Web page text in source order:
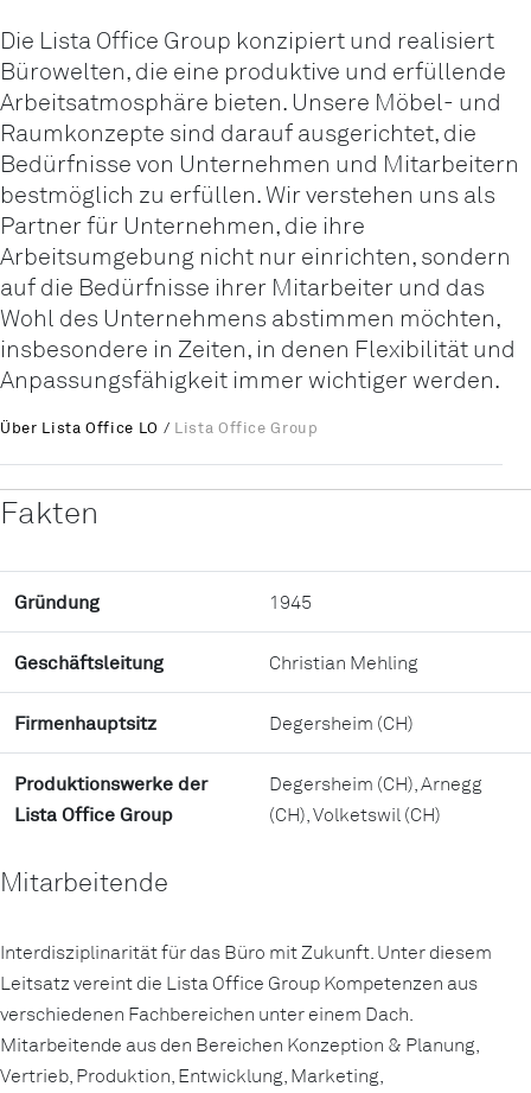
Die Lista Office Group konzipiert und realisiert
Bürowelten, die eine produktive und erfüllende
Arbeitsatmosphäre bieten. Unsere Möbel- und
Raumkonzepte sind darauf ausgerichtet, die
Bedürfnisse von Unternehmen und Mitarbeitern
bestmöglich zu erfüllen. Wir verstehen uns als
Partner für Unternehmen, die ihre
Arbeitsumgebung nicht nur einrichten, sondern
auf die Bedürfnisse ihrer Mitarbeiter und das
Wohl des Unternehmens abstimmen möchten,
insbesondere in Zeiten, in denen Flexibilität und
Anpassungsfähigkeit immer wichtiger werden.
Über Lista Office LO / Lista Office Group
Fakten
Gründung 1945
Geschäftsleitung Christian Mehling
Firmenhauptsitz Degersheim (CH)
Produktionswerke der
Lista Office Group
Degersheim (CH), Arnegg
(CH), Volketswil (CH)
Mitarbeitende
Interdisziplinarität für das Büro mit Zukunft. Unter diesem
Leitsatz vereint die Lista Office Group Kompetenzen aus
verschiedenen Fachbereichen unter einem Dach.
Mitarbeitende aus den Bereichen Konzeption & Planung,
Vertrieb, Produktion, Entwicklung, Marketing,